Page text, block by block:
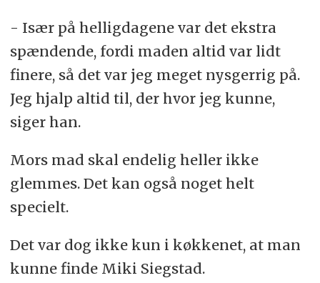
- Især på helligdagene var det ekstra
spændende, fordi maden altid var lidt
finere, så det var jeg meget nysgerrig på.
Jeg hjalp altid til, der hvor jeg kunne,
siger han.
Mors mad skal endelig heller ikke
glemmes. Det kan også noget helt
specielt.
Det var dog ikke kun i køkkenet, at man
kunne finde Miki Siegstad.